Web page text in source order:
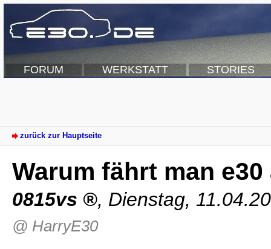
FORUM WERKSTATT STORIES
zurück zur Hauptseite
Warum fährt man
0815vs , Dienstag,
@ HarryE30